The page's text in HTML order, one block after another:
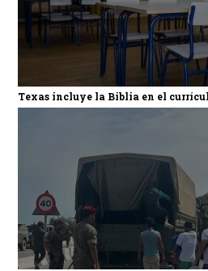
Texas incluye la Biblia en el